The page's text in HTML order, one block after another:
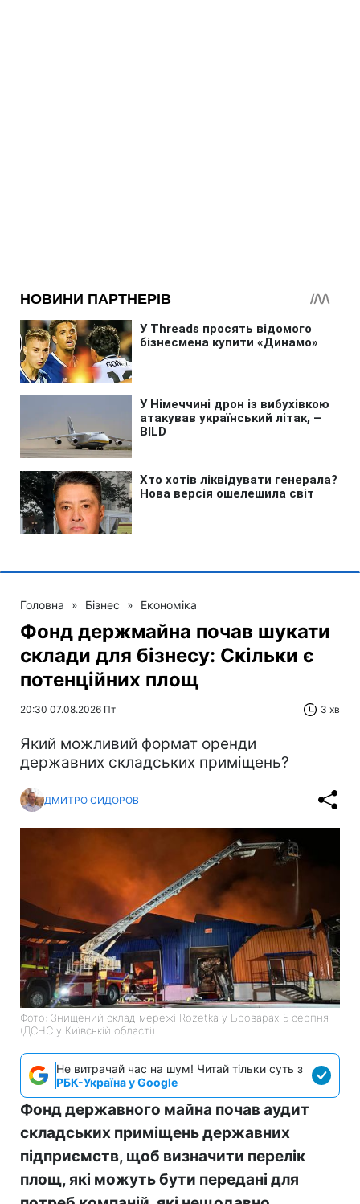
Головна » Бізнес » Економіка
Фонд держмайна почав шукати
склади для бізнесу: Скільки є
потенційних площ
20:30 07.08.2026 Пт 3 хв
Який можливий формат оренди
державних складських приміщень?
ДМИТРО СИДОРОВ
Фото: Знищений склад мережі Rozetka у Броварах 5 серпня
(ДСНС у Київській області)
Не витрачай час на шум! Читай тільки суть з
РБК-Україна у Google
Фонд державного майна почав аудит
складських приміщень державних
підприємств, щоб визначити перелік
площ, які можуть бути передані для